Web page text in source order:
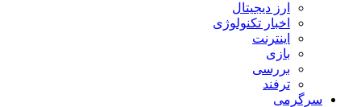
ارز دیجیتال
اخبار تکنولوژی
اینترنت
بازی
بررسی
ترفند
سرگرمی